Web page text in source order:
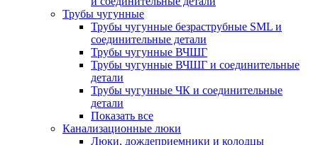
Трубы чугунные
Трубы чугунные безраструбные SML и
соединительные детали
Трубы чугунные ВЧШГ
Трубы чугунные ВЧШГ и соединительные
детали
Трубы чугунные ЧК и соединительные
детали
Показать все
Канализационные люки
Люки, дождеприемники и колодцы